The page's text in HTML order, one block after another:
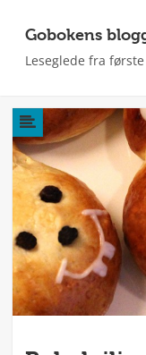
Gobokens
Leseglede fra